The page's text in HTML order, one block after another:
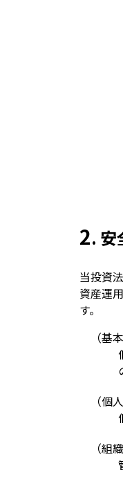
2. 安
当投資
資産運
す。
（基
（個
（組